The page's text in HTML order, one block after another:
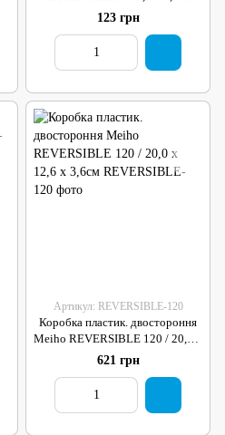
3,1см
123 грн
Артикул: REVERSIBLE-120
Коробка пластик. двостороння
Meiho REVERSIBLE 120 / 20,0 x
12,6 x 3,6см
621 грн